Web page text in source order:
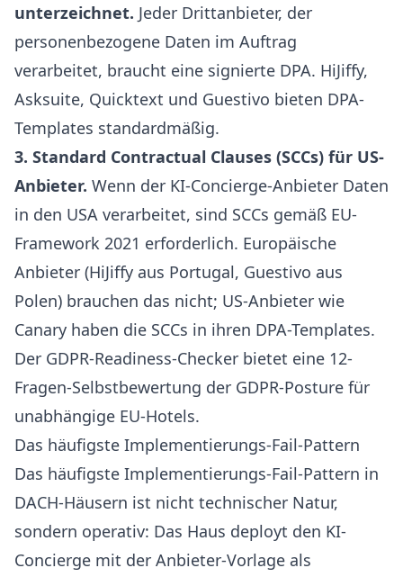
unterzeichnet. Jeder Drittanbieter, der
personenbezogene Daten im Auftrag
verarbeitet, braucht eine signierte DPA. HiJiffy,
Asksuite, Quicktext und Guestivo bieten DPA-
Templates standardmäßig.
3. Standard Contractual Clauses (SCCs) für US-
Anbieter. Wenn der KI-Concierge-Anbieter Daten
in den USA verarbeitet, sind SCCs gemäß EU-
Framework 2021 erforderlich. Europäische
Anbieter (HiJiffy aus Portugal, Guestivo aus
Polen) brauchen das nicht; US-Anbieter wie
Canary haben die SCCs in ihren DPA-Templates.
Der GDPR-Readiness-Checker bietet eine 12-
Fragen-Selbstbewertung der GDPR-Posture für
unabhängige EU-Hotels.
Das häufigste Implementierungs-Fail-Pattern
Das häufigste Implementierungs-Fail-Pattern in
DACH-Häusern ist nicht technischer Natur,
sondern operativ: Das Haus deployt den KI-
Concierge mit der Anbieter-Vorlage als